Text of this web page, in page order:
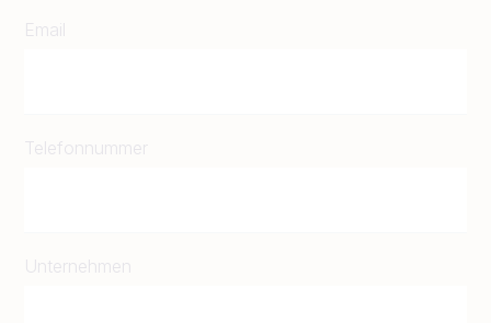
Email
Telefonnummer
Unternehmen